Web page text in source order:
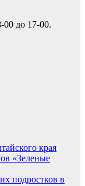
до 17-00.
края
«Зеленые
подростков в